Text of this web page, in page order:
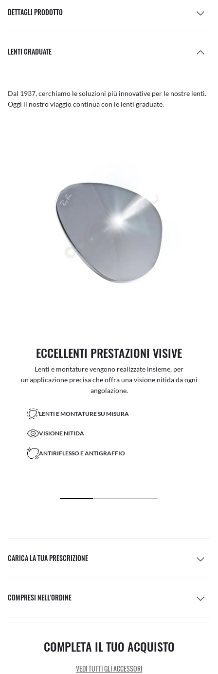
DETTAGLI PRODOTTO
LENTI GRADUATE
Dal 1937, cerchiamo le soluzioni più innovative per le nostre lenti.
Oggi il nostro viaggio continua con le lenti graduate.
ECCELLENTI PRESTAZIONI VISIVE
Lenti e montature vengono realizzate insieme, per
un'applicazione precisa che offra una visione nitida da ogni
angolazione.
LENTI E MONTATURE SU MISURA
VISIONE NITIDA
ANTIRIFLESSO E ANTIGRAFFIO
CARICA LA TUA PRESCRIZIONE
COMPRESI NELL’ORDINE
COMPLETA IL TUO ACQUISTO
VEDI TUTTI GLI ACCESSORI